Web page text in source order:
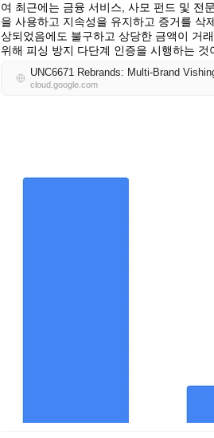
여 최근에는 금융 서비스, 사모 펀드 및 전
을 사용하고 지속성을 유지하고 증거를 삭
상되었음에도 불구하고 상당한 금액이 거
위해 피싱 방지 다단계 인증을 시행하는 것
cloud.google.com